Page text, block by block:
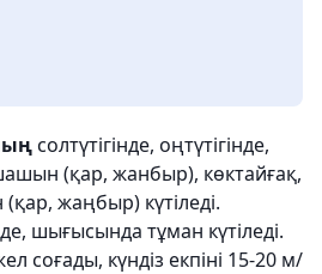
солтүтігінде, оңтүтігінде,
(қар, жанбыр), көктайғақ,
жаңбыр) күтіледі.
шығысында тұман күтіледі.
соғады, күндіз екпіні 15-20 м/